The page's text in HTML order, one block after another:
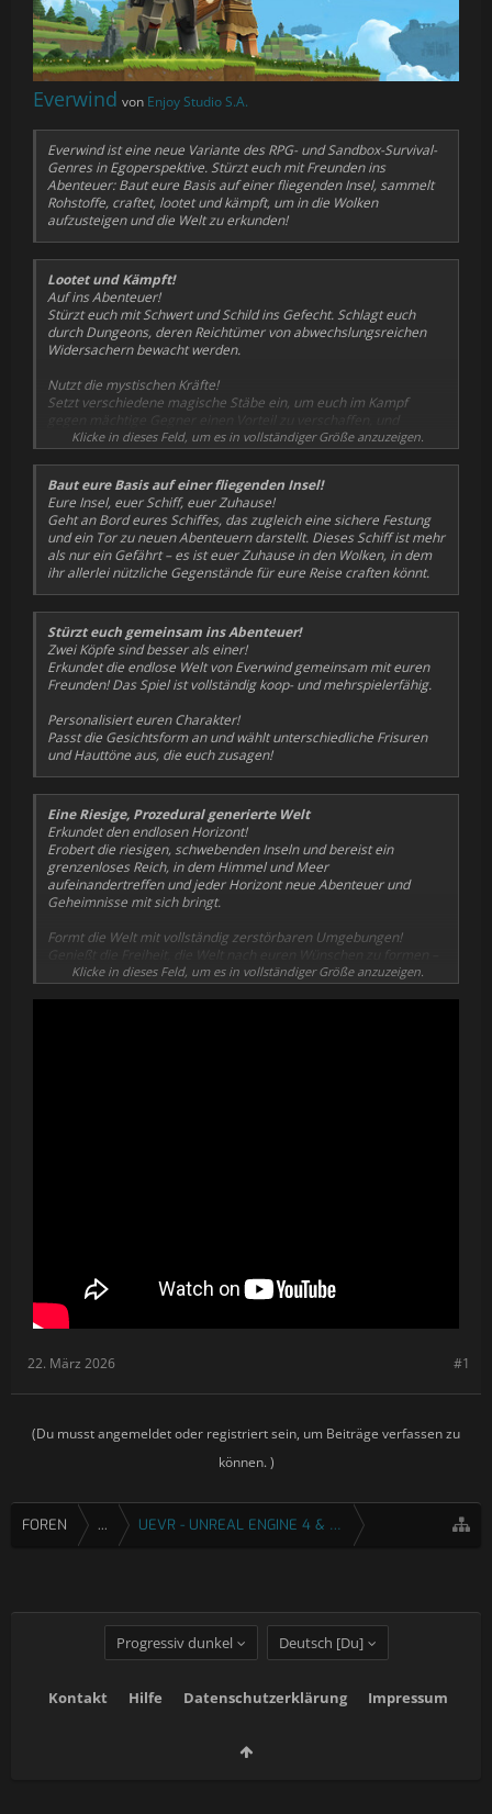
Everwind von Enjoy Studio S.A.
Everwind ist eine neue Variante des RPG- und Sandbox-Survival-
Genres in Egoperspektive. Stürzt euch mit Freunden ins
Abenteuer: Baut eure Basis auf einer fliegenden Insel, sammelt
Rohstoffe, craftet, lootet und kämpft, um in die Wolken
aufzusteigen und die Welt zu erkunden!
Lootet und Kämpft!
Auf ins Abenteuer!
Stürzt euch mit Schwert und Schild ins Gefecht. Schlagt euch
durch Dungeons, deren Reichtümer von abwechslungsreichen
Widersachern bewacht werden.
Nutzt die mystischen Kräfte!
Setzt verschiedene magische Stäbe ein, um euch im Kampf
gegen mächtige Gegner einen Vorteil zu verschaffen, und
unterstützt eure Mitstreiter mit der arkanen Kunst der Alchemie!
Klicke in dieses Feld, um es in vollständiger Größe anzuzeigen.
Baut eure Basis auf einer fliegenden Insel!
Eure Insel, euer Schiff, euer Zuhause!
Geht an Bord eures Schiffes, das zugleich eine sichere Festung
und ein Tor zu neuen Abenteuern darstellt. Dieses Schiff ist mehr
als nur ein Gefährt – es ist euer Zuhause in den Wolken, in dem
ihr allerlei nützliche Gegenstände für eure Reise craften könnt.
Stürzt euch gemeinsam ins Abenteuer!
Zwei Köpfe sind besser als einer!
Erkundet die endlose Welt von Everwind gemeinsam mit euren
Freunden! Das Spiel ist vollständig koop- und mehrspielerfähig.
Personalisiert euren Charakter!
Passt die Gesichtsform an und wählt unterschiedliche Frisuren
und Hauttöne aus, die euch zusagen!
Eine Riesige, Prozedural generierte Welt
Erkundet den endlosen Horizont!
Erobert die riesigen, schwebenden Inseln und bereist ein
grenzenloses Reich, in dem Himmel und Meer
aufeinandertreffen und jeder Horizont neue Abenteuer und
Geheimnisse mit sich bringt.
Formt die Welt mit vollständig zerstörbaren Umgebungen!
Genießt die Freiheit, die Welt nach euren Wünschen zu formen –
dank vollständig zerstörbarer Umgebungen!
Klicke in dieses Feld, um es in vollständiger Größe anzuzeigen.
#1
22. März 2026
(Du musst angemeldet oder registriert sein, um Beiträge verfassen zu
können. )
FOREN ... UEVR - UNREAL ENGINE 4 & 5 VR INJEKTOR
Progressiv dunkel Deutsch [Du]
Kontakt Hilfe Datenschutzerklärung Impressum